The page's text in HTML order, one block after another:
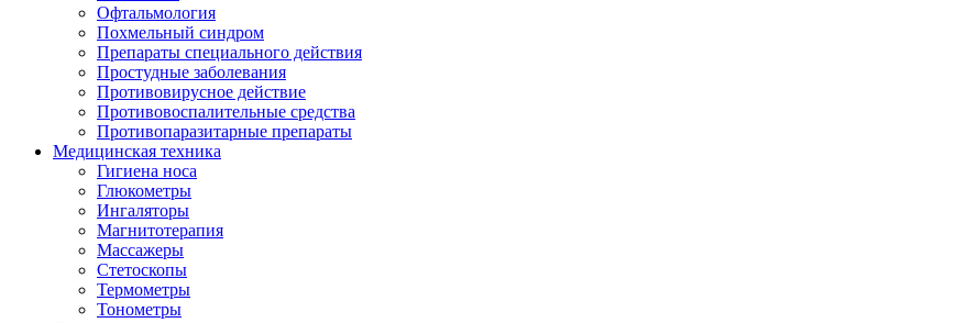
Офтальмология
Похмельный синдром
Препараты специального действия
Простудные заболевания
Противовирусное действие
Противовоспалительные средства
Противопаразитарные препараты
Медицинская техника
Гигиена носа
Глюкометры
Ингаляторы
Магнитотерапия
Массажеры
Стетоскопы
Термометры
Тонометры